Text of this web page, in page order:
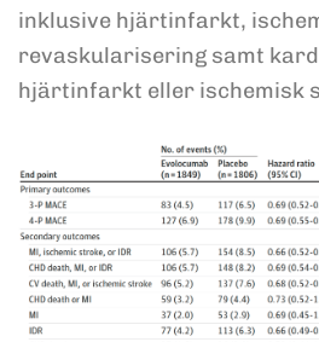
inklusive hjärtinfarkt,
revaskularisering samt
hjärtinfarkt eller ischemisk